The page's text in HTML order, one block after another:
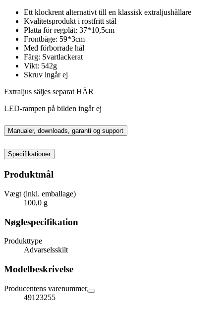
Ett klockrent alternativt till en klassisk extraljushållare
Kvalitetsprodukt i rostfritt stål
Platta för regplåt: 37*10,5cm
Frontbåge: 59*3cm
Med förborrade hål
Färg: Svartlackerat
Vikt: 542g
Skruv ingår ej
Extraljus säljes separat HÄR
LED-rampen på bilden ingår ej
Manualer, downloads, garanti og support
Specifikationer
Produktmål
Vægt (inkl. emballage)
100,0 g
Nøglespecifikation
Produkttype
Advarselsskilt
Modelbeskrivelse
Producentens varenummer
49123255